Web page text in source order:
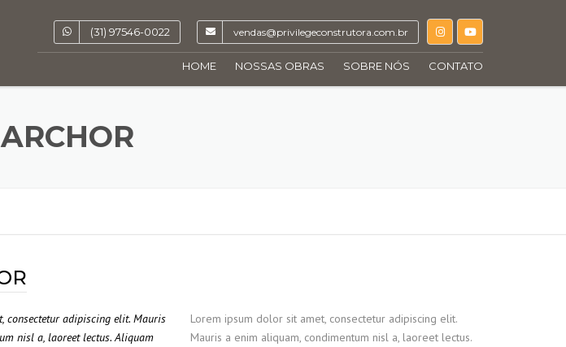
(31) 97546-0022 vendas@privilegeconstrutora.com.br
HOME NOSSAS OBRAS
SKYLINE
SOBRE NÓS CONTATO
consectetur adipiscing elit. Mauris
nisl a, laoreet lectus. Aliquam
Lorem ipsum dolor sit amet, consectetur adipiscing elit.
Mauris a enim aliquam, condimentum nisl a, laoreet lectus.